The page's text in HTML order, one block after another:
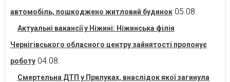
автомобіль, пошкоджено житловий будинок 05.08.
Актуальні вакансії у Ніжині: Ніжинська філія
Чернігівського обласного центру зайнятості пропонує
роботу 04.08.
Смертельна ДТП у Прилуках, внаслідок якої загинула